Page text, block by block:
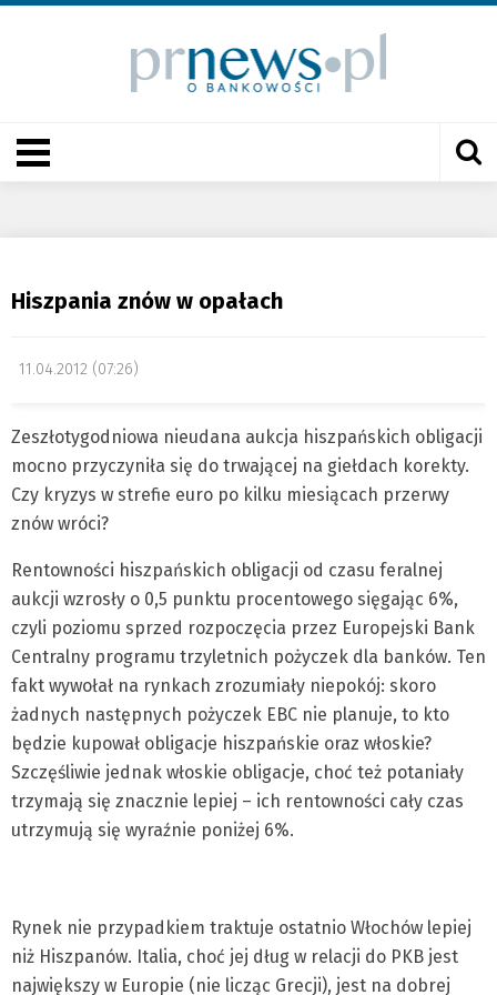
Hiszpania znów w opałach
11.04.2012 (07:26)
Zeszłotygodniowa nieudana aukcja hiszpańskich obligacji
mocno przyczyniła się do trwającej na giełdach korekty.
Czy kryzys w strefie euro po kilku miesiącach przerwy
znów wróci?
Rentowności hiszpańskich obligacji od czasu feralnej
aukcji wzrosły o 0,5 punktu procentowego sięgając 6%,
czyli poziomu sprzed rozpoczęcia przez Europejski Bank
Centralny programu trzyletnich pożyczek dla banków. Ten
fakt wywołał na rynkach zrozumiały niepokój: skoro
żadnych następnych pożyczek EBC nie planuje, to kto
będzie kupował obligacje hiszpańskie oraz włoskie?
Szczęśliwie jednak włoskie obligacje, choć też potaniały
trzymają się znacznie lepiej – ich rentowności cały czas
utrzymują się wyraźnie poniżej 6%.
Rynek nie przypadkiem traktuje ostatnio Włochów lepiej
niż Hiszpanów. Italia, choć jej dług w relacji do PKB jest
największy w Europie (nie licząc Grecji), jest na dobrej